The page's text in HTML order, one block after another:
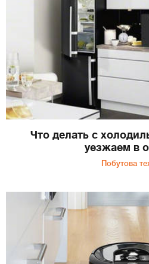
Что делать с
уезжаем в
Побутова